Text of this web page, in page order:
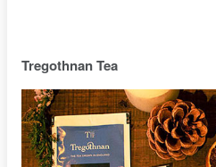
Tregothnan Tea